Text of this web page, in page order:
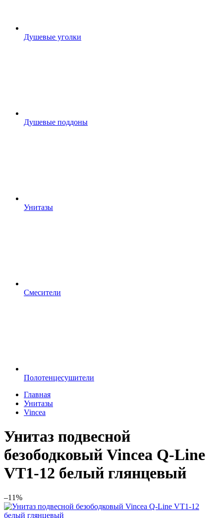
Душевые уголки
Душевые поддоны
Унитазы
Смесители
Полотенцесушители
Главная
Унитазы
Vincea
Унитаз подвесной
безободковый Vincea Q-Line
VT1-12 белый глянцевый
–11%